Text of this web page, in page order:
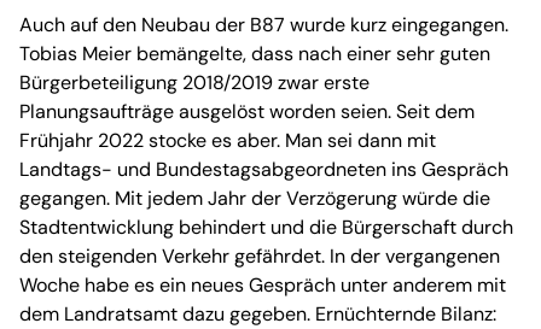
Auch auf den Neubau der B87 wurde kurz eingegangen.
Tobias Meier bemängelte, dass nach einer sehr guten
Bürgerbeteiligung 2018/2019 zwar erste
Planungsaufträge ausgelöst worden seien. Seit dem
Frühjahr 2022 stocke es aber. Man sei dann mit
Landtags- und Bundestagsabgeordneten ins Gespräch
gegangen. Mit jedem Jahr der Verzögerung würde die
Stadtentwicklung behindert und die Bürgerschaft durch
den steigenden Verkehr gefährdet. In der vergangenen
Woche habe es ein neues Gespräch unter anderem mit
dem Landratsamt dazu gegeben. Ernüchternde Bilanz: